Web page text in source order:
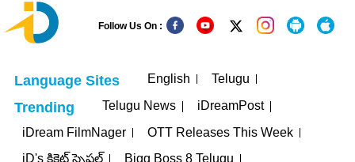
Follow Us On :
Language Sites English Telugu
Trending Telugu News
iDreamPost
iDream FilmNager
OTT Releases This Week
iD's క్రికెట్ స్పెషల్
Bigg Boss 8 Telugu